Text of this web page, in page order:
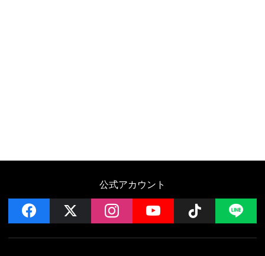
公式アカウント
facebook instagramYouTube Follow